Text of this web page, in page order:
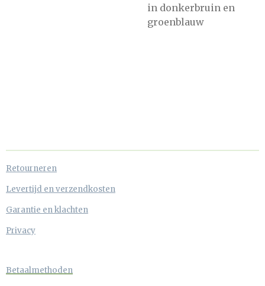
in donkerbruin en
groenblauw
Retourneren
Levertijd en verzendkosten
Garantie en klachten
Privacy
Betaalmethoden